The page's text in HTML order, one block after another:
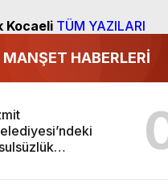
Kocaeli TÜM YAZILARI
MANŞET HABERLERİ